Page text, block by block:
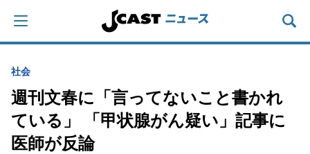
社会
週刊文春に「言ってないこと書かれ
ている」 「甲状腺がん疑い」記事に
医師が反論